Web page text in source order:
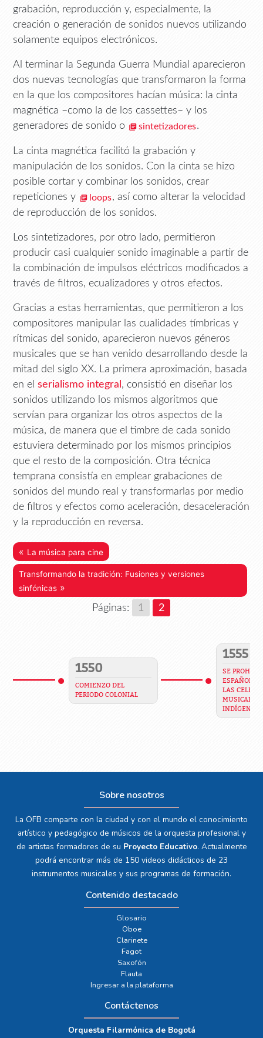
grabación, reproducción y, especialmente, la
creación o generación de sonidos nuevos utilizando
solamente equipos electrónicos.
Al terminar la Segunda Guerra Mundial aparecieron
dos nuevas tecnologías que transformaron la forma
en la que los compositores hacían música: la cinta
magnética –como la de los cassettes– y los
generadores de sonido o
sintetizadores.
La cinta magnética facilitó la grabación y
manipulación de los sonidos. Con la cinta se hizo
posible cortar y combinar los sonidos, crear
repeticiones y
loops, así como alterar la velocidad
de reproducción de los sonidos.
Los sintetizadores, por otro lado, permitieron
producir casi cualquier sonido imaginable a partir de
la combinación de impulsos eléctricos modificados a
través de filtros, ecualizadores y otros efectos.
Gracias a estas herramientas, que permitieron a los
compositores manipular las cualidades tímbricas y
rítmicas del sonido, aparecieron nuevos géneros
musicales que se han venido desarrollando desde la
mitad del siglo XX. La primera aproximación, basada
en elserialismo integral , consistió en diseñar los
sonidos utilizando los mismos algoritmos que
servían para organizar los otros aspectos de la
música, de manera que el timbre de cada sonido
estuviera determinado por los mismos principios
que el resto de la composición. Otra técnica
temprana consistía en emplear grabaciones de
sonidos del mundo real y transformarlas por medio
de filtros y efectos como aceleración, desaceleración
y la reproducción en reversa.
« La música para cine
Transformando la tradición: Fusiones y versiones
sinfónicas »
Páginas: 1 2
1550
COMIENZO DEL
PERIODO COLONIAL
1555
SE PROHIBE
LAS
MUSICALES
INDÍGENAS
Sobre nosotros
La OFB comparte con la ciudad y con el mundo el conocimiento
artístico y pedagógico de músicos de la orquesta profesional y
de artistas formadores de su Proyecto Educativo. Actualmente
podrá encontrar más de 150 videos didácticos de 23
instrumentos musicales y sus programas de formación.
Contenido destacado
Glosario
Oboe
Clarinete
Fagot
Saxofón
Flauta
Ingresar a la plataforma
Contáctenos
Orquesta Filarmónica de Bogotá